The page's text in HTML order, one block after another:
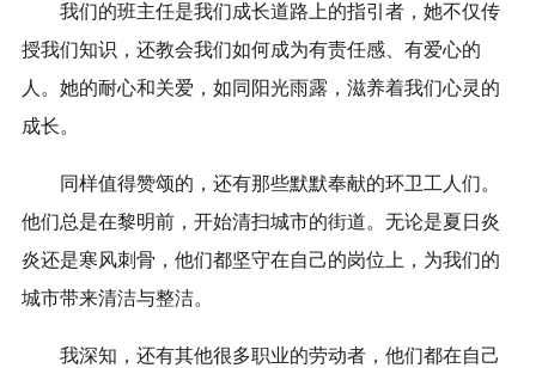
我们的班主任是我们成长道路上的指引者，她不仅传
授我们知识，还教会我们如何成为有责任感、有爱心的
人。她的耐心和关爱，如同阳光雨露，滋养着我们心灵的
成长。
同样值得赞颂的，还有那些默默奉献的环卫工人们。
他们总是在黎明前，开始清扫城市的街道。无论是夏日炎
炎还是寒风刺骨，他们都坚守在自己的岗位上，为我们的
城市带来清洁与整洁。
我深知，还有其他很多职业的劳动者，他们都在自己